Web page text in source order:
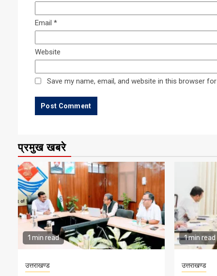
Email *
Website
Save my name, email, and website in this browser
प्रमुख खबरे
1 min read
उत्तराखण्ड
1 min read
उत्तराखण्ड